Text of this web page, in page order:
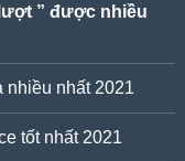
” được nhiều
nhiều nhất 2021
tốt nhất 2021